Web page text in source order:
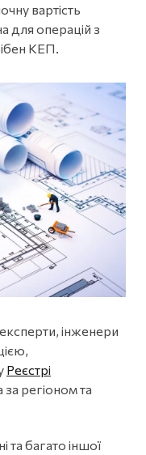
вартість
для операцій з
КЕП.
інженери
Реєстрі
регіоном та
та багато іншої